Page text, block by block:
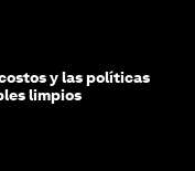
y las políticas
limpios